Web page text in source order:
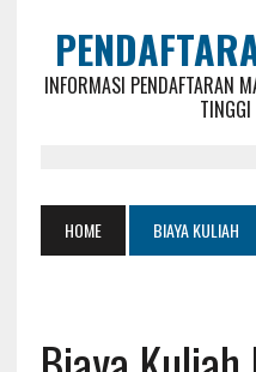
INFORMASI PENDAFTARAN
HOME BIAYA KULIAH